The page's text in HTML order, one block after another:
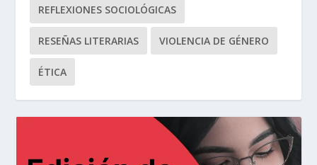
REFLEXIONES SOCIOLÓGICAS
RESEÑAS LITERARIAS VIOLENCIA DE GÉNERO
ÉTICA